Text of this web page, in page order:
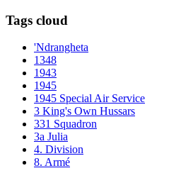
Tags cloud
'Ndrangheta
1348
1943
1945
1945 Special Air Service
3 King's Own Hussars
331 Squadron
3a Julia
4. Division
8. Armé